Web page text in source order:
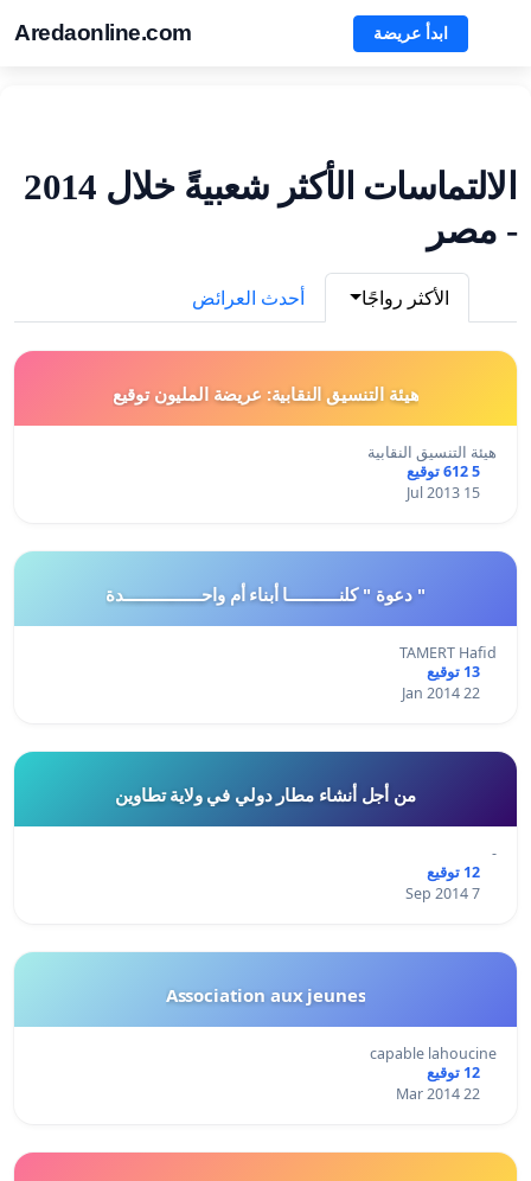
Aredaonline.com ابدأ عريضة
الالتماسات الأكثر شعبيةً خلال 2014
- مصر
الأكثر رواجًا أحدث العرائض
هيئة التنسيق النقابية: عريضة المليون توقيع
هيئة التنسيق النقابية
5 612 توقيع
15 Jul 2013
" دعوة " كلنـــــــــــا أبناء أم واحـــــــــــــــــدة
TAMERT Hafid
13 توقيع
22 Jan 2014
من أجل أنشاء مطار دولي في ولاية تطاوين
-
12 توقيع
7 Sep 2014
Association aux jeunes
capable lahoucine
12 توقيع
22 Mar 2014